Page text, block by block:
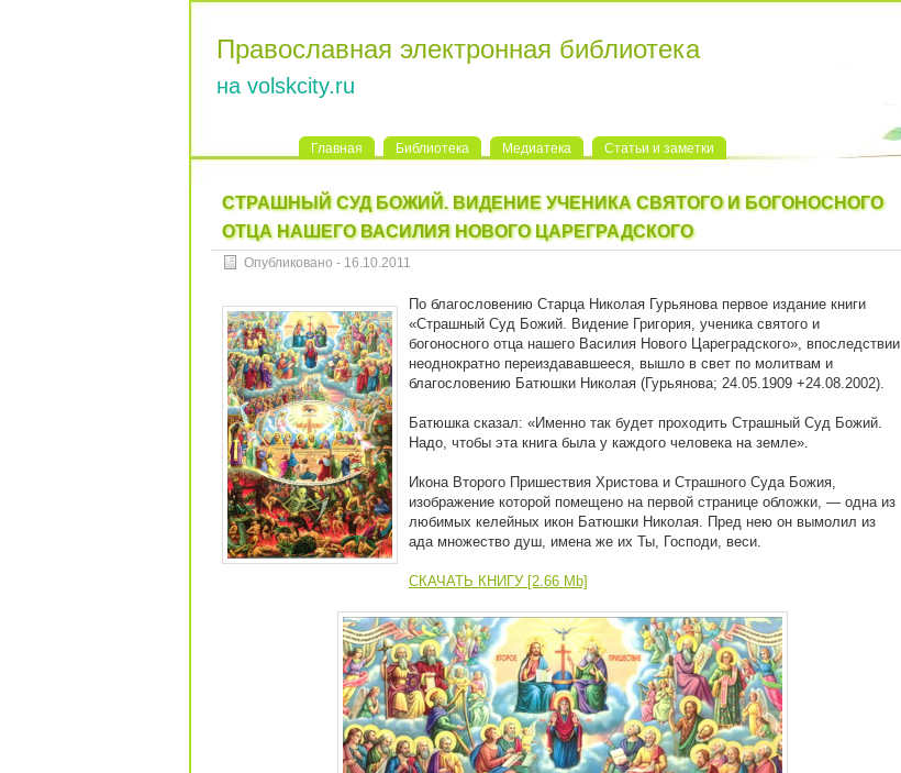
Православная электронная библиотека
на volskcity.ru
Главная Библиотека Медиатека Статьи и заметки
СТРАШНЫЙ СУД БОЖИЙ. ВИДЕНИЕ УЧЕНИКА СВЯТОГО И БОГОНОСНОГО
ОТЦА НАШЕГО ВАСИЛИЯ НОВОГО ЦАРЕГРАДСКОГО
Опубликовано - 16.10.2011
По благословению Старца Николая Гурьянова первое издание книги
«Страшный Суд Божий. Видение Григория, ученика святого и
богоносного отца нашего Василия Нового Цареградского», впоследствии
неоднократно переиздававшееся, вышло в свет по молитвам и
благословению Батюшки Николая (Гурьянова; 24.05.1909 +24.08.2002).
Батюшка сказал: «Именно так будет проходить Страшный Суд Божий.
Надо, чтобы эта книга была у каждого человека на земле».
Икона Второго Пришествия Христова и Страшного Суда Божия,
изображение которой помещено на первой странице обложки, — одна из
любимых келейных икон Батюшки Николая. Пред нею он вымолил из
ада множество душ, имена же их Ты, Господи, веси.
СКАЧАТЬ КНИГУ [2.66 Mb]